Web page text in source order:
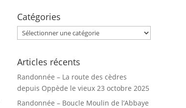
Catégories
Catégories
Articles récents
Randonnée – La route des cèdres
depuis Oppède le vieux 23 octobre 2025
Randonnée – Boucle Moulin de l’Abbaye